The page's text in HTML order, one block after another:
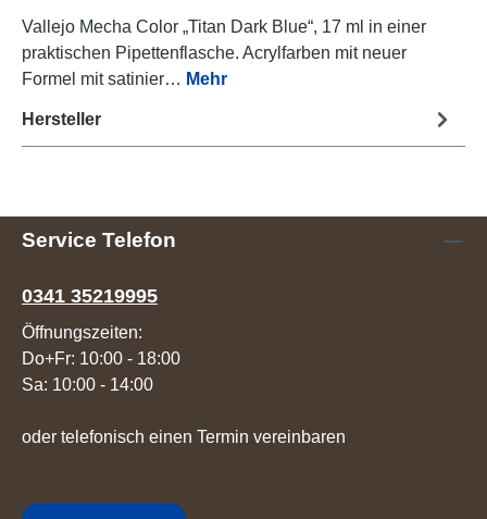
Vallejo Mecha Color „Titan Dark Blue“, 17 ml in einer
praktischen Pipettenflasche. Acrylfarben mit neuer
Formel mit satinier… Mehr
Hersteller
Service Telefon
0341 35219995
Öffnungszeiten:
Do+Fr: 10:00 - 18:00
Sa: 10:00 - 14:00
oder telefonisch einen Termin vereinbaren